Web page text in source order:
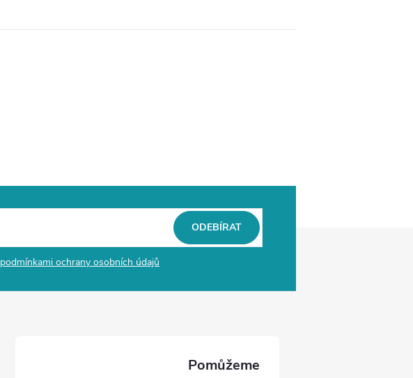
podmínkami ochrany osobních údajů
ODEBÍRAT